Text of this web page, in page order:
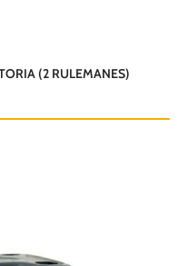
(2 RULEMANES)